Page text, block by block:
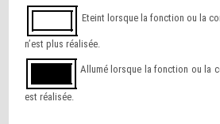
Eteint lorsque la fonction ou la
n’est plus réalisée.
Allumé lorsque la fonction ou la
est réalisée.